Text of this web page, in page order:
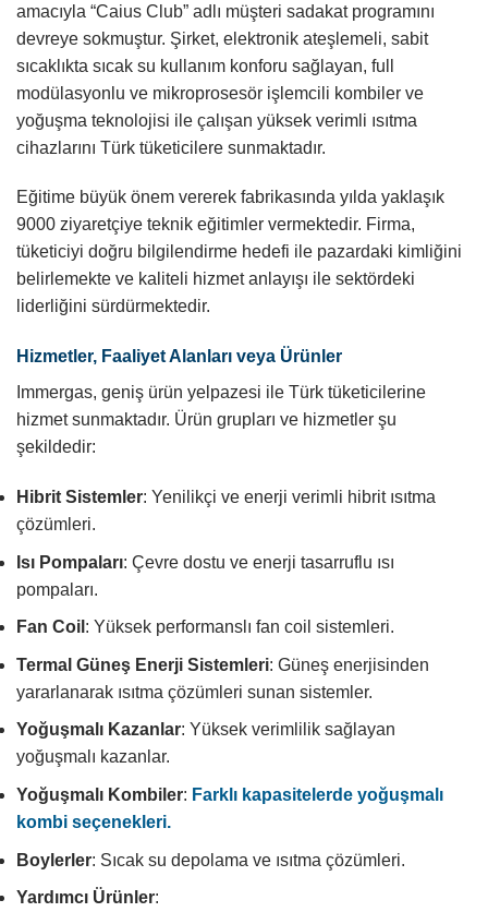
amacıyla “Caius Club” adlı müşteri sadakat programını
devreye sokmuştur. Şirket, elektronik ateşlemeli, sabit
sıcaklıkta sıcak su kullanım konforu sağlayan, full
modülasyonlu ve mikroprosesör işlemcili kombiler ve
yoğuşma teknolojisi ile çalışan yüksek verimli ısıtma
cihazlarını Türk tüketicilere sunmaktadır.
Eğitime büyük önem vererek fabrikasında yılda yaklaşık
9000 ziyaretçiye teknik eğitimler vermektedir. Firma,
tüketiciyi doğru bilgilendirme hedefi ile pazardaki kimliğini
belirlemekte ve kaliteli hizmet anlayışı ile sektördeki
liderliğini sürdürmektedir.
Hizmetler, Faaliyet Alanları veya Ürünler
Immergas, geniş ürün yelpazesi ile Türk tüketicilerine
hizmet sunmaktadır. Ürün grupları ve hizmetler şu
şekildedir:
Hibrit Sistemler: Yenilikçi ve enerji verimli hibrit ısıtma
çözümleri.
Isı Pompaları: Çevre dostu ve enerji tasarruflu ısı
pompaları.
Fan Coil : Yüksek performanslı fan coil sistemleri.
Termal Güneş Enerji Sistemleri: Güneş enerjisinden
yararlanarak ısıtma çözümleri sunan sistemler.
Yoğuşmalı Kazanlar: Yüksek verimlilik sağlayan
yoğuşmalı kazanlar.
Yoğuşmalı Kombiler: Farklı kapasitelerde yoğuşmalı
kombi seçenekleri.
Boylerler: Sıcak su depolama ve ısıtma çözümleri.
Yardımcı Ürünler: